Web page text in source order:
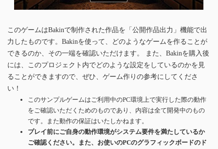
このゲームはBakinで制作された作品を「公開作品出力」機能で出
力したものです。Bakinを使って、どのようなゲームを作ることが
できるのか、その一端を確認いただけます。 また、Bakinを購入後
には、このプロジェクト内でどのような設定をしているのかを見
ることができますので、ぜひ、ゲーム作りの参考にしてくださ
い！
このサンプルゲームはご利用中のPC環境上で実行した際の動作
をご確認いただくためのものであり、内容は全て開発中のもの
です。また動作の保証はいたしかねます。
プレイ前にご自身の動作環境がシステム要件を満たしているか
ご確認ください。また、お使いのPCのグラフィックボードのド